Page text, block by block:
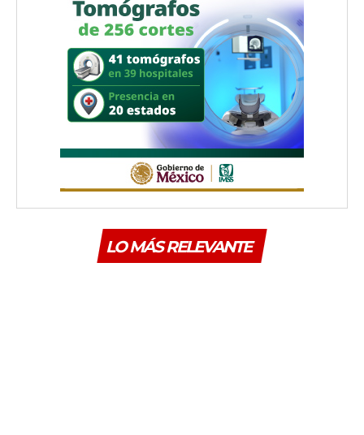
LO MÁS RELEVANTE